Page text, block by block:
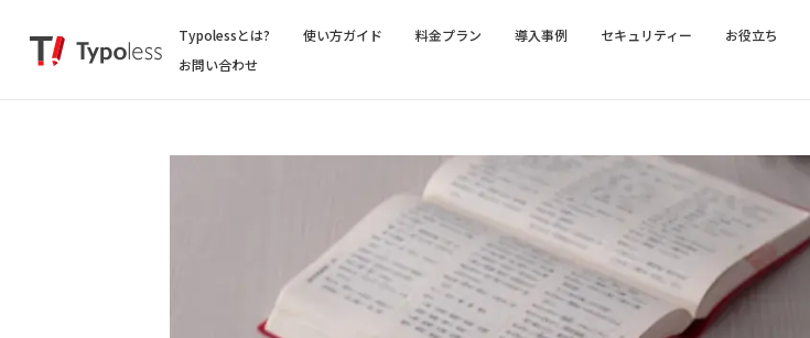
Typolessとは? 使い方ガイド 料金プラン 導入事例 セキュリティー お役立ち
お問い合わせ